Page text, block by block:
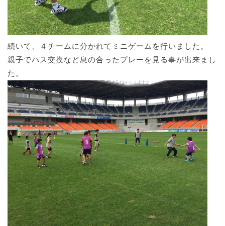
続いて、４チームに分かれてミニゲームを行いました。
親子でパス交換など息の合ったプレーを見る事が出来まし
た。